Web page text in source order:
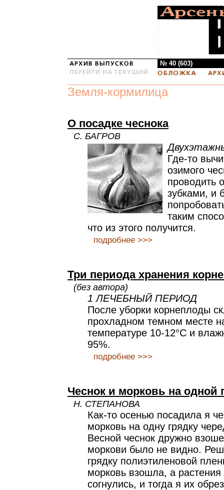
№ 40 (603)
Земля-кормилица
О посадке чеснока
С. БАГРОВ
Где-то
озимого
проводить
зубками, и
таким
что из этого получится.
подробнее >>>
Три периода хранения
(без автора)
1 ЛЕЧЕБНЫЙ ПЕРИОД
После уборки корнеплоды
прохладном темном месте
температуре 10-12°С и
95%.
подробнее >>>
Чеснок и морковь на одной
Н. СТЕПАНОВА
Как-то осенью посадила я
морковь на одну грядку
Весной чеснок дружно
моркови было не видно.
грядку полиэтиленовой
морковь взошла, а растения
согнулись, и тогда я их